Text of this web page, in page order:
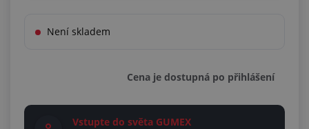
Není skladem
Cena je dostupná po přihlášení
Vstupte do světa GUMEX